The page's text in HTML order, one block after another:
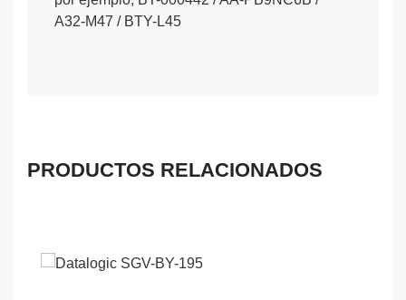
A32-M47 / BTY-L45
PRODUCTOS RELACIONADOS